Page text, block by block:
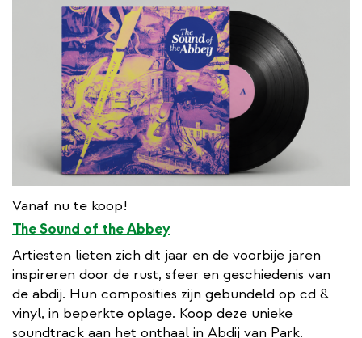
Vanaf nu te koop!
The Sound of the Abbey
Artiesten lieten zich dit jaar en de voorbije jaren
inspireren door de rust, sfeer en geschiedenis van
de abdij. Hun composities zijn gebundeld op cd &
vinyl, in beperkte oplage. Koop deze unieke
soundtrack aan het onthaal in Abdij van Park.